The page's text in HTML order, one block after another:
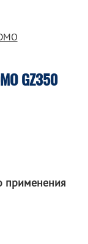
GZ350
применения